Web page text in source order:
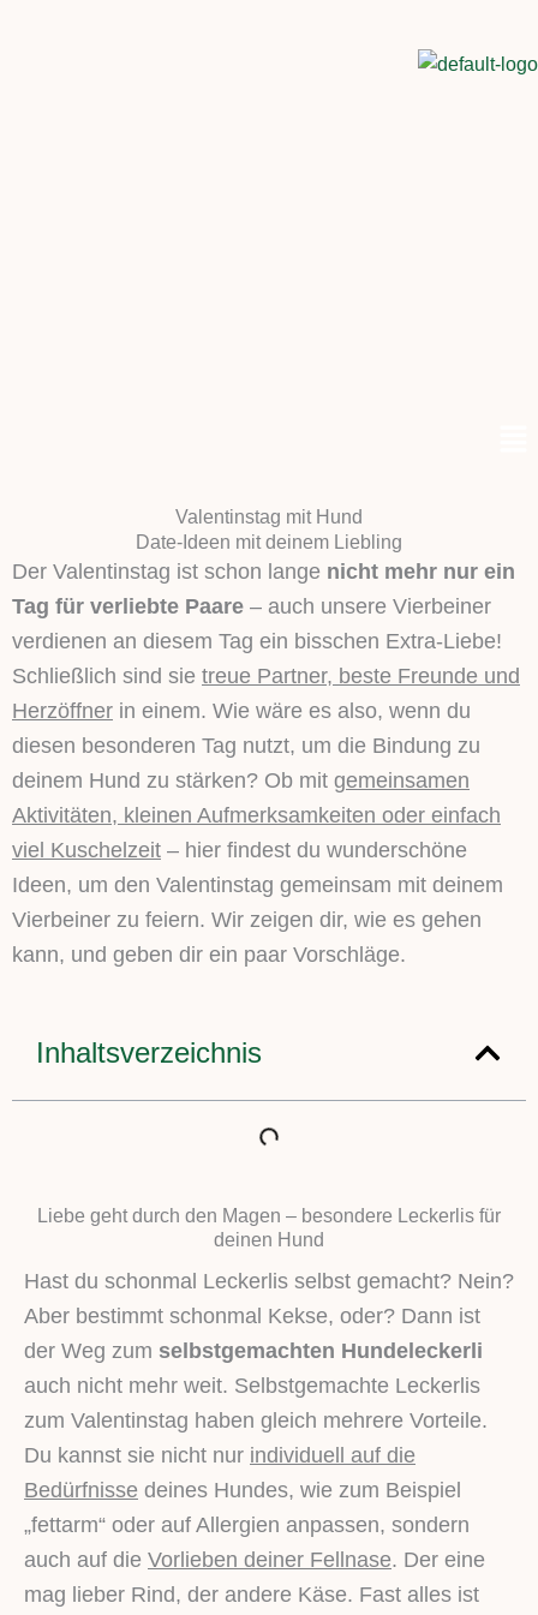
Valentinstag mit Hund
Date-Ideen mit deinem Liebling
Der Valentinstag ist schon lange nicht mehr nur ein
Tag für verliebte Paare – auch unsere Vierbeiner
verdienen an diesem Tag ein bisschen Extra-Liebe!
Schließlich sind sie treue Partner, beste Freunde und
Herzöffner in einem. Wie wäre es also, wenn du
diesen besonderen Tag nutzt, um die Bindung zu
deinem Hund zu stärken? Ob mit gemeinsamen
Aktivitäten, kleinen Aufmerksamkeiten oder einfach
viel Kuschelzeit – hier findest du wunderschöne
Ideen, um den Valentinstag gemeinsam mit deinem
Vierbeiner zu feiern. Wir zeigen dir, wie es gehen
kann, und geben dir ein paar Vorschläge.
Inhaltsverzeichnis
Liebe geht durch den Magen – besondere Leckerlis für
deinen Hund
Hast du schonmal Leckerlis selbst gemacht? Nein?
Aber bestimmt schonmal Kekse, oder? Dann ist
der Weg zum selbstgemachten Hundeleckerli
auch nicht mehr weit. Selbstgemachte Leckerlis
zum Valentinstag haben gleich mehrere Vorteile.
Du kannst sie nicht nur individuell auf die
Bedürfnisse deines Hundes, wie zum Beispiel
„fettarm“ oder auf Allergien anpassen, sondern
auch auf die Vorlieben deiner Fellnase. Der eine
mag lieber Rind, der andere Käse. Fast alles ist